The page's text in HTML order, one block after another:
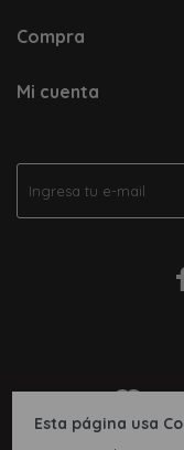
Esta página usa
Compra
Mi cuenta